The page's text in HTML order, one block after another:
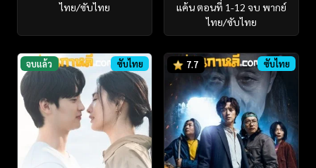
ไทย/ซับไทย
แค้น ตอนที่ 1-12 จบ พากย์
ไทย/ซับไทย
จบแล้ว ซับไทย 7.7 ซับไทย